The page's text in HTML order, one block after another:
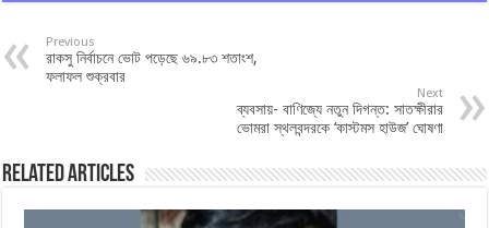
Previous
রাকসু নির্বাচনে ভোট পড়েছে ৬৯.৮৩ শতাংশ,
ফলাফল শুক্রবার
Next
ব্যবসায়- বাণিজ্যে নতুন দিগন্ত: সাতক্ষীরার
ভোমরা স্থলবন্দরকে ‘কাস্টমস হাউজ’ ঘোষণা
Related Articles